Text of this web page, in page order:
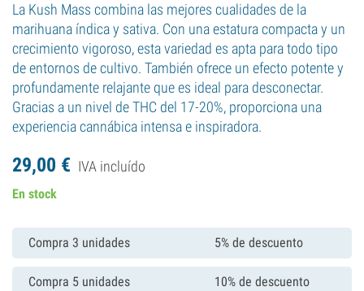
La Kush Mass combina las mejores cualidades de la
marihuana índica y sativa. Con una estatura compacta y un
crecimiento vigoroso, esta variedad es apta para todo tipo
de entornos de cultivo. También ofrece un efecto potente y
profundamente relajante que es ideal para desconectar.
Gracias a un nivel de THC del 17-20%, proporciona una
experiencia cannábica intensa e inspiradora.
29,00 € IVA incluído
En stock
Compra 3 unidades 5% de descuento
Compra 5 unidades 10% de descuento